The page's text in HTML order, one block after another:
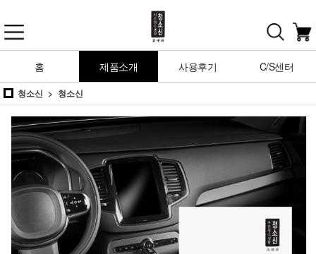
홈 제품소개 사용후기 C/S센터
청소신 청소신